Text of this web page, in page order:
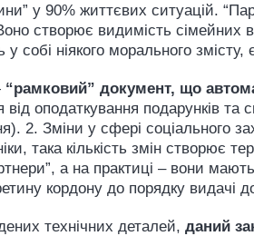
у 90% життєвих ситуацій.
створює видимість сімейних
у собі ніякого морального
“рамковий” документ, що
від оподаткування подарунків
2. Зміни у сфері соціального
така кількість змін створює
а на практиці – вони
кордону до порядку
технічних деталей, даний